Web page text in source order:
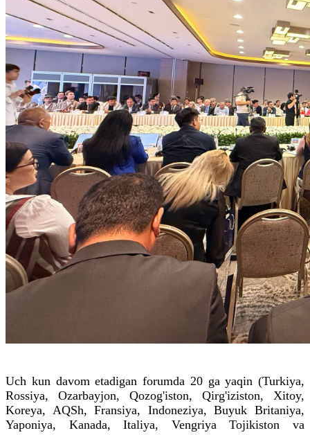
Uch kun davom etadigan forumda 20 ga yaqin (Turkiya,
Rossiya, Ozarbayjon, Qozog'iston, Qirg'iziston, Xitoy,
Koreya, AQSh, Fransiya, Indoneziya, Buyuk Britaniya,
Yaponiya, Kanada, Italiya, Vengriya Tojikiston va